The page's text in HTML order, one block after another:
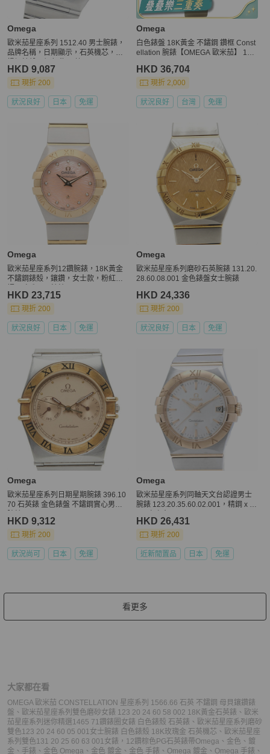
Omega
歐米茄星座系列 1512.40 男士腕錶，
品牌名稱，日期顯示，石英機芯，不
HKD 9,087
現折 200
狀況良好 日本 免運
Omega
白色錶盤 18K黃金 不鏽鋼 鑽框 Const
ellation 腕錶【OMEGA 歐米茄】 123
HKD 36,704
現折 2,000
狀況良好 台灣 免運
Omega
歐米茄星座系列12鑽腕錶，18K黃金
不鏽鋼錶殼，鑲鑽，女士款，粉紅色
004
HKD 23,715
現折 200
狀況良好 日本 免運
Omega
歐米茄星座系列磨砂石英腕錶 131.20.
28.60.08.001 金色錶盤女士腕錶
HKD 24,336
現折 200
狀況良好 日本 免運
Omega
歐米茄星座系列日期星期腕錶 396.10
70 石英錶 金色錶盤 不鏽鋼實心男士
HKD 9,312
現折 200
狀況尚可 日本 免運
Omega
歐米茄星座系列同軸天文台認證男士
腕錶 123.20.35.60.02.001，精鋼 x 1
HKD 26,431
現折 200
近新閒置品 日本 免運
看更多
大家都在看
OMEGA 歐米茄 CONSTELLATION 星座系列 1566.66 石英 不鏽鋼 母貝鑲鑽錶
盤 、 歐米茄星座系列雙色磨砂女錶 123 20 24 60 58 002 18K黃金石英錶 、 歐米
茄星座系列迷你精選1465 71鑽錶圈女錶 白色錶殼 石英錶 、 歐米茄星座系列磨砂
雙色123 20 24 60 05 001女士腕錶 白色錶殼 18K玫瑰金 石英機芯 、 歐米茄星座
系列雙色131 20 25 60 63 001女錶，12鑽棕色PG石英錶帶Omega 、 金色 、 鍍
金 、 手錶 、 金色 Omega 、 金色 鍍金 、 金色 手錶 、 Omega 鍍金 、 Omega 手錶 、